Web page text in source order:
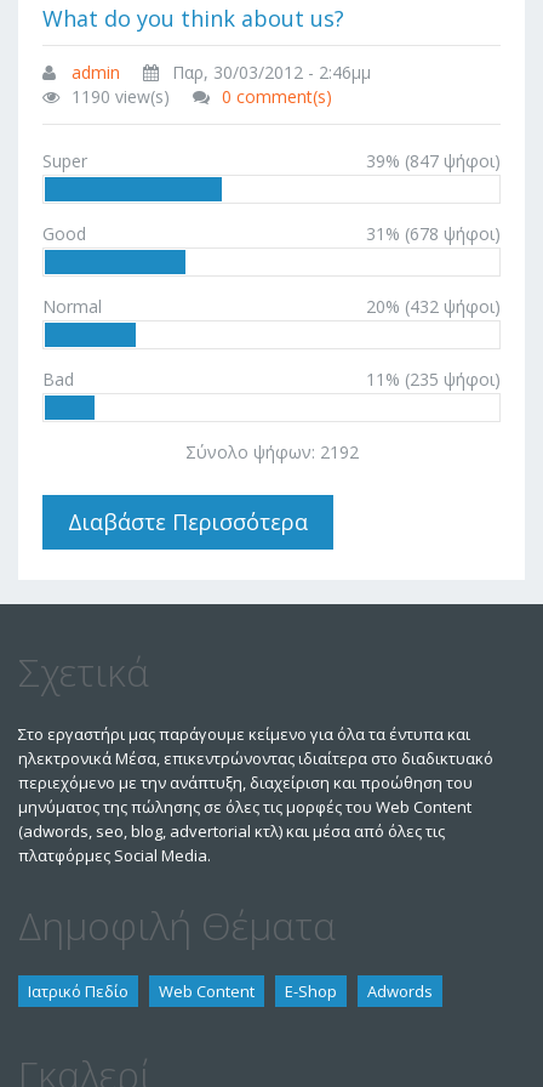
What do you think about us?
admin
Παρ, 30/03/2012 - 2:46μμ
1190 view(s)
0 comment(s)
39% (847 ψήφοι)
Super
31% (678 ψήφοι)
Good
20% (432 ψήφοι)
Normal
11% (235 ψήφοι)
Bad
Σύνολο ψήφων: 2192
Διαβάστε Περισσότερα
Think About Us?
Σχετικά
Στο εργαστήρι μας παράγουμε κείμενο για όλα τα έντυπα και
ηλεκτρονικά Μέσα, επικεντρώνοντας ιδιαίτερα στο διαδικτυακό
περιεχόμενο με την ανάπτυξη, διαχείριση και προώθηση του
μηνύματος της πώλησης σε όλες τις μορφές του Web Content
(adwords, seo, blog, advertorial κτλ) και μέσα από όλες τις
πλατφόρμες Social Media.
Δημοφιλή Θέματα
Ιατρικό Πεδίο Web Content E-Shop Adwords
Γκαλερί